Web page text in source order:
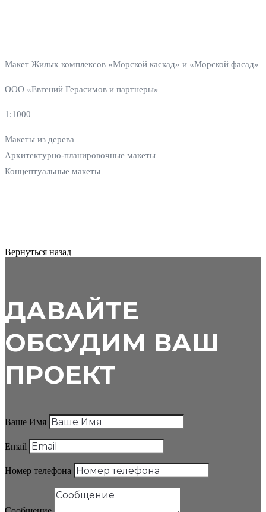
Макет Жилых комплексов «Морской каскад» и «Морской фасад»
ООО «Евгений Герасимов и партнеры»
1:1000
Макеты из дерева
Архитектурно-планировочные макеты
Концептуальные макеты
Вернуться назад
ДАВАЙТЕ
ОБСУДИМ ВАШ
ПРОЕКТ
Ваше Имя
Email
Номер телефона